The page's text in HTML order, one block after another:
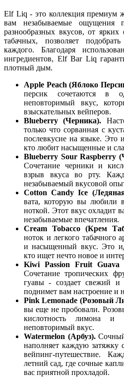
Elf Liq - это коллекция премиум
вам незабываемые ощущения
разнообразных вкусов, от
табачных, позволяет
каждого. Благодаря
ингредиентов, Elf Bar Liq
плотный дым.
Apple Peach (Яблоко
персик сочетаются в
неповторимый вкус,
взыскательных вейперов.
Blueberry (Черника).
только что сорванная с
послевкусие на языке. Это
кто любит насыщенные и
Blueberry Sour Raspberry
Сочетание черники и
взрыв вкуса во рту.
незабываемый вкусовой
Cotton Candy Ice
вата, которую вы любили
ноткой. Этот вкус охладит
незабываемые впечатления.
Cream Tobacco (Крем
ноток и легкого табачного
и насыщенный вкус. Это
кто ищет нечто новое и
Kiwi Passion Fruit
Сочетание тропических
гуавы - создает свежий и
поднимет вам настроение и
Pink Lemonade (Розовый
вы еще не пробовали.
кислотность лимона и
неповторимый вкус.
Watermelon (Арбуз).
наполняет каждую затяжку
вейпинг-путешествие.
летний сад, где сочные
вас приятной прохладой.